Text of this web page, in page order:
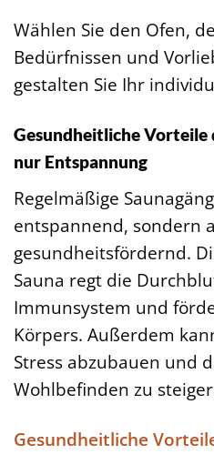
Wählen Sie den Ofen,
Bedürfnissen und
gestalten Sie Ihr
Gesundheitliche Vorteile
nur Entspannung
Regelmäßige
entspannend, sondern
gesundheitsfördernd.
Sauna regt die
Immunsystem und
Körpers. Außerdem
Stress abzubauen und
Wohlbefinden zu
Gesundheitliche